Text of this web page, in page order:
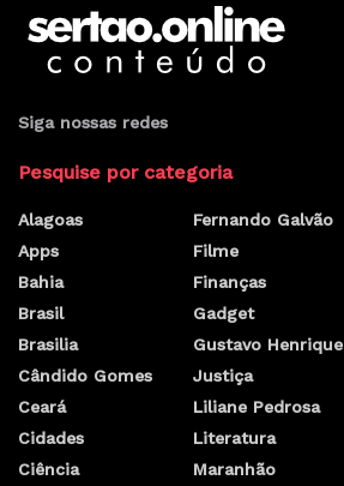
Siga nossas redes
Pesquise por categoria
Alagoas
Apps
Bahia
Brasil
Brasilia
Cândido Gomes
Ceará
Cidades
Ciência
Fernando Galvão
Filme
Finanças
Gadget
Gustavo Henrique
Justiça
Liliane Pedrosa
Literatura
Maranhão